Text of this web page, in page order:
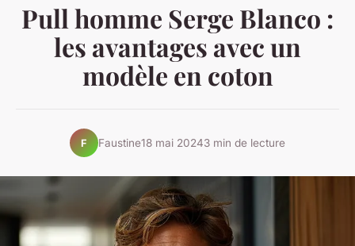
Pull homme Serge Blanco :
les avantages avec un
modèle en coton
F Faustine18 mai 20243 min de lecture